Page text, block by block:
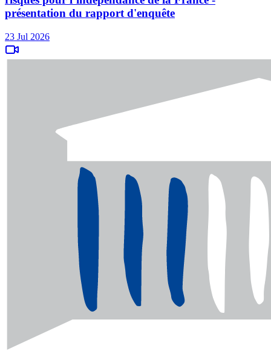
présentation du rapport d'enquête
23 Jul 2026